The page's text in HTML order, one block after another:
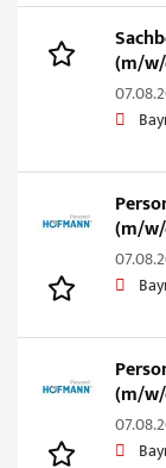
(m/
(m/
(m/